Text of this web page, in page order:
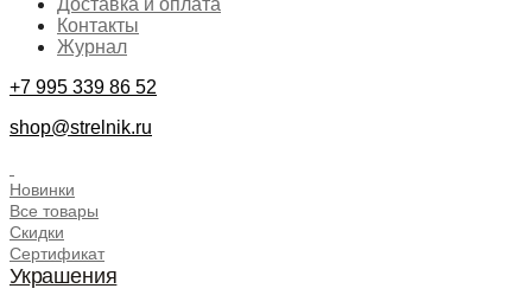
Контакты
Журнал
+7 995 339 86 52
shop@strelnik.ru
Новинки
Все товары
Скидки
Сертификат
Украшения